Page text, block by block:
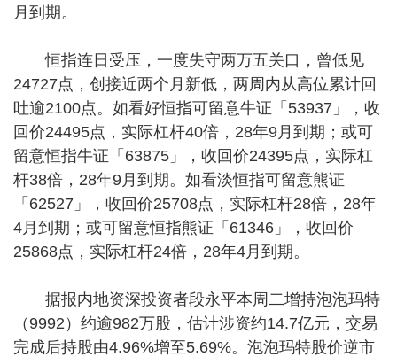
月到期。
恒指连日受压，一度失守两万五关口，曾低见
24727点，创接近两个月新低，两周内从高位累计回
吐逾2100点。如看好恒指可留意牛证「53937」，收
回价24495点，实际杠杆40倍，28年9月到期；或可
留意恒指牛证「63875」，收回价24395点，实际杠
杆38倍，28年9月到期。如看淡恒指可留意熊证
「62527」，收回价25708点，实际杠杆28倍，28年
4月到期；或可留意恒指熊证「61346」，收回价
25868点，实际杠杆24倍，28年4月到期。
据报内地资深投资者段永平本周二增持泡泡玛特
（9992）约逾982万股，估计涉资约14.7亿元，交易
完成后持股由4.96%增至5.69%。泡泡玛特股价逆市